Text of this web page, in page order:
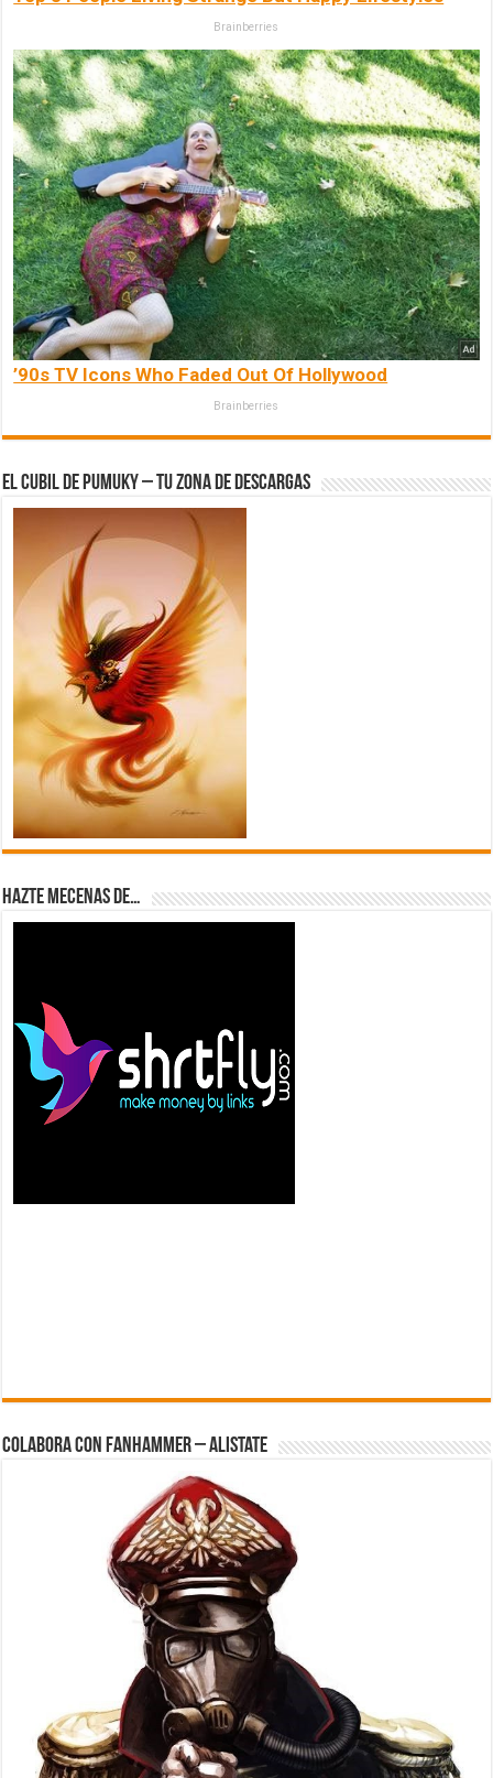
Brainberries
’90s TV Icons Who Faded Out Of Hollywood
Brainberries
El Cubil de Pumuky – Tu zona de Descargas
Hazte Mecenas de…
Colabora con FanHammer – Alistate